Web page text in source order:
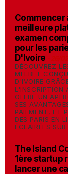
Commencer
meilleure
examen
pour les
D'Ivoire
DÉCOUVREZ
MELBET
D'IVOIRE
L'INSCRIPTION
OFFRE UN
SES
PAIEMENT, ET
DES PARIS EN
ÉCLAIRÉES
The Island
1ère startup
lancer une